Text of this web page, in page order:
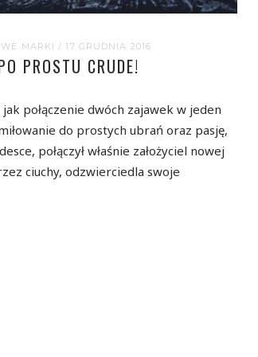
MARKI / 17 GRUDNIA 2016
PROSTU CRUDE!
połączenie dwóch zajawek w jeden
do prostych ubrań oraz pasję,
połączył właśnie założyciel nowej
ciuchy, odzwierciedla swoje